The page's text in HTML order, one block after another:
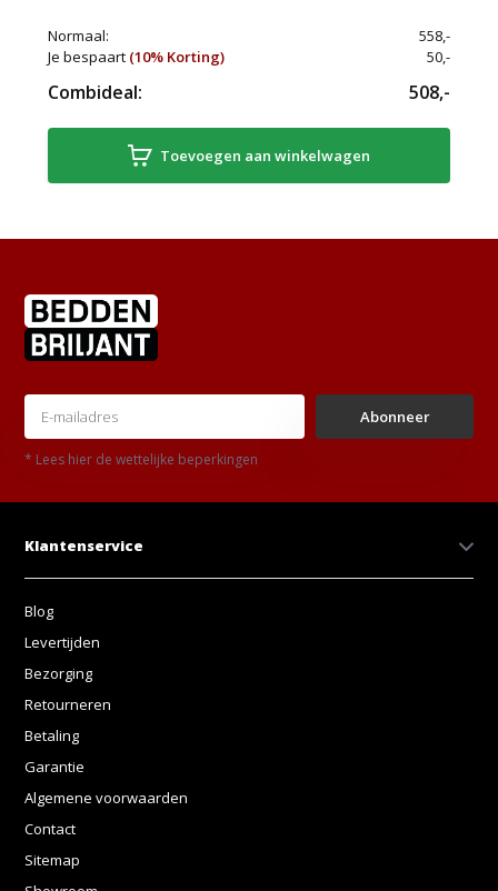
Normaal:
558,-
Je bespaart (10% Korting) 50,-
Combideal: 508,-
Toevoegen aan winkelwagen
Abonneer
* Lees hier de wettelijke beperkingen
Klantenservice
Blog
Levertijden
Bezorging
Retourneren
Betaling
Garantie
Algemene voorwaarden
Contact
Sitemap